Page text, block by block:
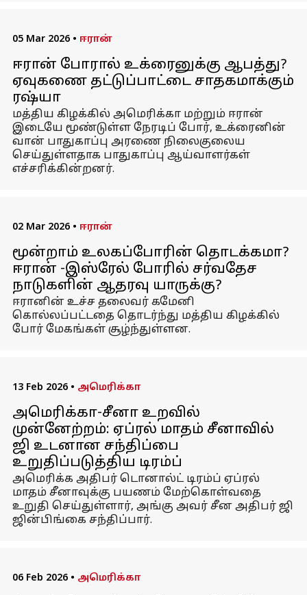
05 Mar 2026 • ஈரான்
ஈரான் போரால் உக்ரைனுக்கு ஆபத்து?
ஏவுகணை தட்டுப்பாட்டை சாதகமாக்கும்
ரஷ்யா
மத்திய கிழக்கில் அமெரிக்கா மற்றும் ஈரான்
இடையே மூண்டுள்ள நேரடிப் போர், உக்ரைனின்
வான் பாதுகாப்பு அரணை நிலைகுலைய
செய்துள்ளதாக பாதுகாப்பு ஆய்வாளர்கள்
எச்சரிக்கின்றனர்.
02 Mar 2026 • ஈரான்
மூன்றாம் உலகப்போரின் தொடக்கமா?
ஈரான் -இஸ்ரேல் போரில் சர்வதேச
நாடுகளின் ஆதரவு யாருக்கு?
ஈரானின் உச்ச தலைவர் கமேனி
கொல்லப்பட்டதை தொடர்ந்து மத்திய கிழக்கில்
போர் மேகங்கள் சூழ்ந்துள்ளன.
13 Feb 2026 • அமெரிக்கா
அமெரிக்கா-சீனா உறவில்
முன்னேற்றம்: ஏப்ரல் மாதம் சீனாவில்
ஜி உடனான சந்திப்பை
உறுதிப்படுத்திய டிரம்ப்
அமெரிக்க அதிபர் டொனால்ட் டிரம்ப் ஏப்ரல்
மாதம் சீனாவுக்கு பயணம் மேற்கொள்வதை
உறுதி செய்துள்ளார், அங்கு அவர் சீன அதிபர் ஜி
ஜின்பிங்கை சந்திப்பார்.
06 Feb 2026 • அமெரிக்கா